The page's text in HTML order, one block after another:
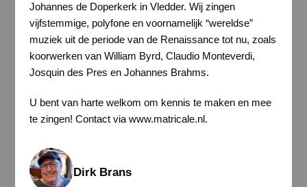
Johannes de Doperkerk in Vledder. Wij zingen
vijfstemmige, polyfone en voornamelijk “wereldse”
muziek uit de periode van de Renaissance tot nu, zoals
koorwerken van William Byrd, Claudio Monteverdi,
Josquin des Pres en Johannes Brahms.
U bent van harte welkom om kennis te maken en mee
te zingen! Contact via www.matricale.nl.
Dirk Brans